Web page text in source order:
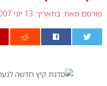
פורסם מאת: בתאריך: 13 יוני 2007